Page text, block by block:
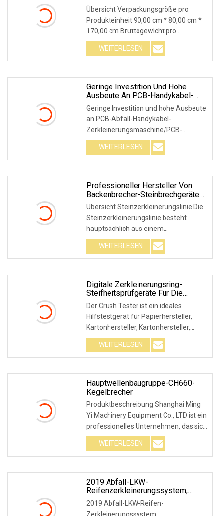
Sandherstellung
Zerkleinerungsausrüstung
Übersicht Verpackungsgröße pro
Produkteinheit 90,00 cm * 80,00 cm *
170,00 cm Bruttogewicht pro
Produkteinheit 8000,000
WEITERLESEN
Geringe Investition Und Hohe
Ausbeute An PCB-Handykabel-
Zerkleinerungsmaschine/PCB-
Recycling/PCB-Recycling-
Ausrüstung Zum Verkauf
Geringe Investition und hohe Ausbeute
an PCB-Abfall-Handykabel-
Zerkleinerungsmaschine/PCB-
Recycling/PCB-Recycling-Ausrüs
WEITERLESEN
Professioneller Hersteller Von
Backenbrecher-Steinbrechgeräten
Zu Einem Guten Preis
Übersicht Steinzerkleinerungslinie Die
Steinzerkleinerungslinie besteht
hauptsächlich aus einem
Vibrationsförderer, eine
WEITERLESEN
Digitale Zerkleinerungsring-
Steifheitsprüfgeräte Für Die
Zugfestigkeit Von Kunststoffen
Der Crush Tester ist ein ideales
Hilfstestgerät für Papierhersteller,
Kartonhersteller, Kartonhersteller,
Kartonanwende
WEITERLESEN
Hauptwellenbaugruppe-CH660-
Kegelbrecher
Produktbeschreibung Shanghai Ming
Yi Machinery Equipment Co., LTD ist ein
professionelles Unternehmen, das sich
mit Ber
WEITERLESEN
2019 Abfall-LKW-
Reifenzerkleinerungssystem,
Reifenrecyclinganlagenanlage In
Europa
2019 Abfall-LKW-Reifen-
Zerkleinerungssystem